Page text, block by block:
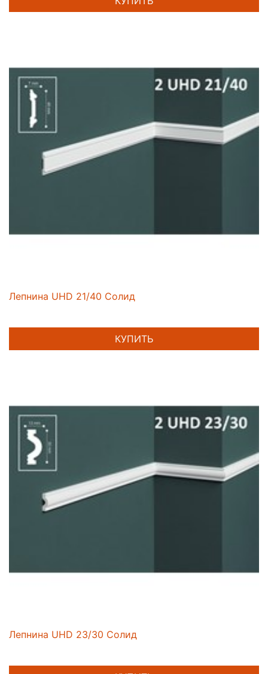
Лепнина UHD 21/40 Солид
КУПИТЬ
Лепнина UHD 23/30 Солид